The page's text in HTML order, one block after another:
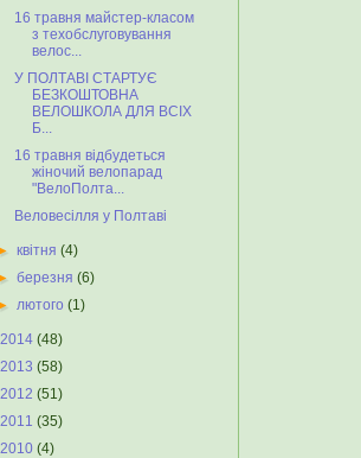
16 травня майстер-класом
з техобслуговування
велос...
У ПОЛТАВІ СТАРТУЄ
БЕЗКОШТОВНА
ВЕЛОШКОЛА ДЛЯ ВСІХ
Б...
16 травня відбудеться
жіночий велопарад
"ВелоПолта...
Веловесілля у Полтаві
квітня(4)
березня(6)
лютого(1)
2014 (48)
2013 (58)
2012 (51)
2011 (35)
2010 (4)